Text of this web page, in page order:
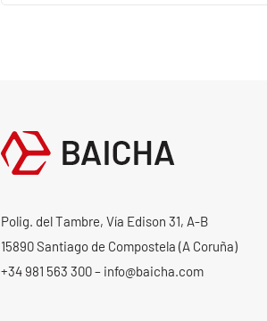
Polig. del Tambre, Vía Edison 31, A-B
15890 Santiago de Compostela (A Coruña)
+34 981 563 300 – info@baicha.com